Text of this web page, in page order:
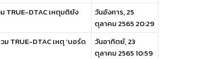
TRUE-DTAC เหตุมติยัง
วันอังคาร, 25
ตุลาคม 2565 20:29
TRUE-DTAC เหตุ ‘บอร์ด
วันอาทิตย์, 23
ตุลาคม 2565 10:59